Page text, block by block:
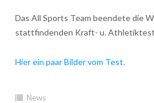
Das All Sports Team beendete die
stattfindenden Kraft- u.
Hier ein paar Bilder vom Test.
News